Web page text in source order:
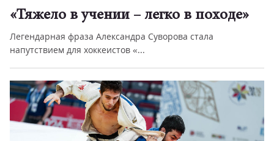
«Тяжело в учении – легко в походе»
Легендарная фраза Александра Суворова стала
напутствием для хоккеистов «...